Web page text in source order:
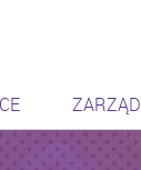
ZARZĄD